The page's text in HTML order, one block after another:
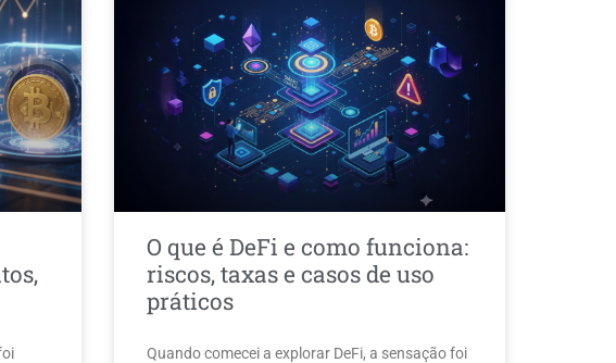
O que é DeFi e como funciona:
riscos, taxas e casos de uso
práticos
Quando comecei a explorar DeFi, a sensação foi